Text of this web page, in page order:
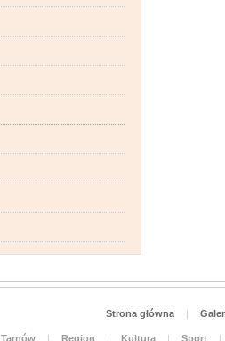
Strona główna |
Tarnów | Region | Kultura | Sport
|